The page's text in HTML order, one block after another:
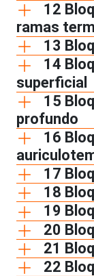
12
ramas
13
14
superficial
15
profundo
16
17
18
19
20
21
22